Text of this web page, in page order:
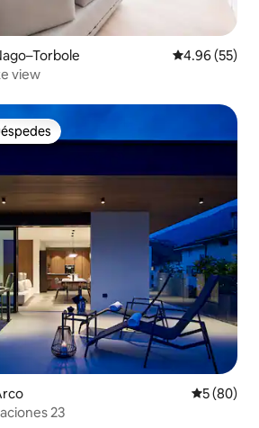
Calificación
4.96 (55)
view
entre huéspedes
5 (80)
23